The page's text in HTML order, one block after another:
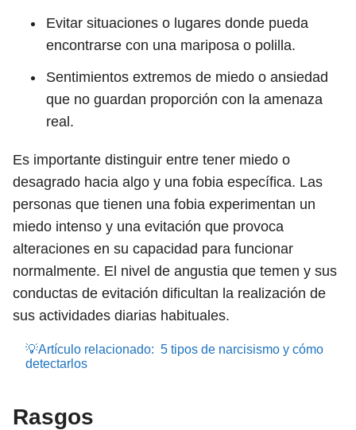
Evitar situaciones o lugares donde pueda
encontrarse con una mariposa o polilla.
Sentimientos extremos de miedo o ansiedad
que no guardan proporción con la amenaza
real.
Es importante distinguir entre tener miedo o
desagrado hacia algo y una fobia específica. Las
personas que tienen una fobia experimentan un
miedo intenso y una evitación que provoca
alteraciones en su capacidad para funcionar
normalmente. El nivel de angustia que temen y sus
conductas de evitación dificultan la realización de
sus actividades diarias habituales.
💡Artículo relacionado: 5 tipos de narcisismo y cómo
detectarlos
Rasgos